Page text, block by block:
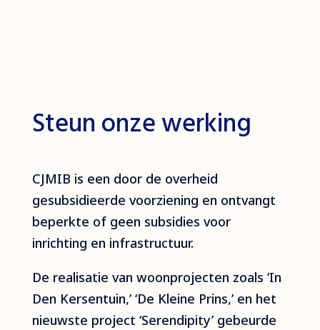
Steun onze werking
CJMIB is een door de overheid
gesubsidieerde voorziening en ontvangt
beperkte of geen subsidies voor
inrichting en infrastructuur.
De realisatie van woonprojecten zoals ‘In
Den Kersentuin,’ ‘De Kleine Prins,’ en het
nieuwste project ‘Serendipity’ gebeurde